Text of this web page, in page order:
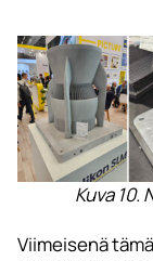
Kuva 10.
Viimeisenä